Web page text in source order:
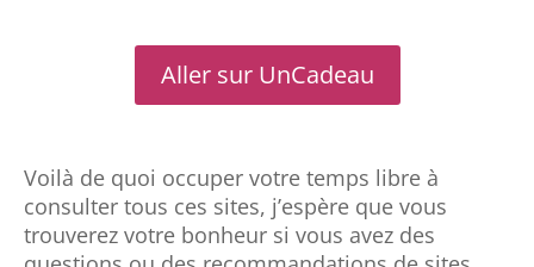
Aller sur UnCadeau
Voilà de quoi occuper votre temps libre à
consulter tous ces sites, j’espère que vous
trouverez votre bonheur si vous avez des